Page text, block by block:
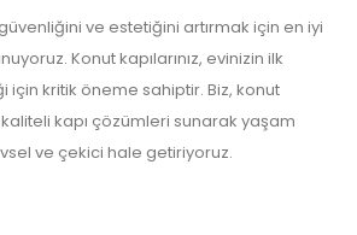
ve estetiğini artırmak için en iyi
Konut kapılarınız, evinizin ilk
için kritik öneme sahiptir. Biz, konut
kapı çözümleri sunarak yaşam
ve çekici hale getiriyoruz.